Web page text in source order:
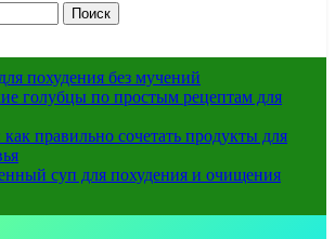
похудения без мучений
голубцы по простым рецептам для
как правильно сочетать продукты для
суп для похудения и очищения